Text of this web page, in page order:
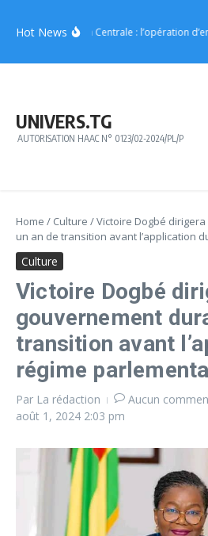
Hot NewsRégion Centrale : l’opération
UNIVERS.TG
AUTORISATION HAAC N° 0123/02-2024/PL/P
Home / Culture /Victoire Dogbé
un an de transition avant l’application
Culture
Victoire Dogbé
gouvernement
transition avant
régime
Par La rédaction
Aucun
août 1, 2024 2:03 pm